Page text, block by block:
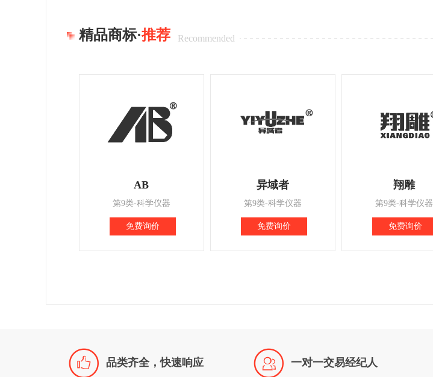
精品商标·推荐 Recommended
AB
第9类-科学仪器
免费询价
异域者
第9类-科学仪器
免费询价
翔雕
第9类-科学仪器
免费询价
 品类齐全，快速响应  一对一交易经纪人